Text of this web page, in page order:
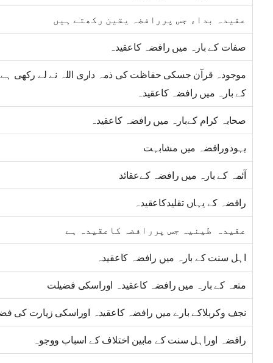
عقیدہ بداء جس پررافضہ یقین رکھتے ہیں
صفات کے بارہ میں رافضہ کاعقیدہ
موجودہ قرآن جسکی حفاظت کی ذمہ داری اللہ نے لے رکھی
کے بارہ میں رافضہ کاعقیدہ
صحابہ کرام کےبارہ میں رافضہ کاعقیدہ
یہودورافضہ میں مشابہت
آئمہ کے بارہ میں رافضہ کےعقائد
رافضہ کے یہاں تقلیدکاعقیدہ
عقیدہ طینیہ جس پررافضہ کاعقیدہ ہے
اہل سنت کے بارہ میں رافضہ کاعقیدہ
متعہ کے بارہ میں رافضہ کاعقیدہ اوراسکی فضیلت
نجف وکربلاکے بارے میں رافضہ کاعقیدہ اوراسکی زیارت کی
رافضہ اوراہل سنت کے مابین اختلاف کے اسباب ووجوہ